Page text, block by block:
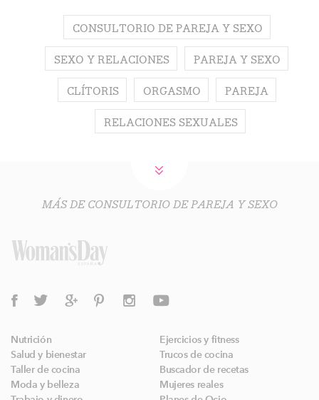
CONSULTORIO DE PAREJA Y SEXO
SEXO Y RELACIONES PAREJA Y SEXO
CLÍTORIS ORGASMO PAREJA
RELACIONES SEXUALES
MÁS DE CONSULTORIO DE PAREJA Y SEXO
Nutrición
Ejercicios y fitness
Salud y bienestar
Trucos de cocina
Taller de cocina
Buscador de recetas
Moda y belleza
Mujeres reales